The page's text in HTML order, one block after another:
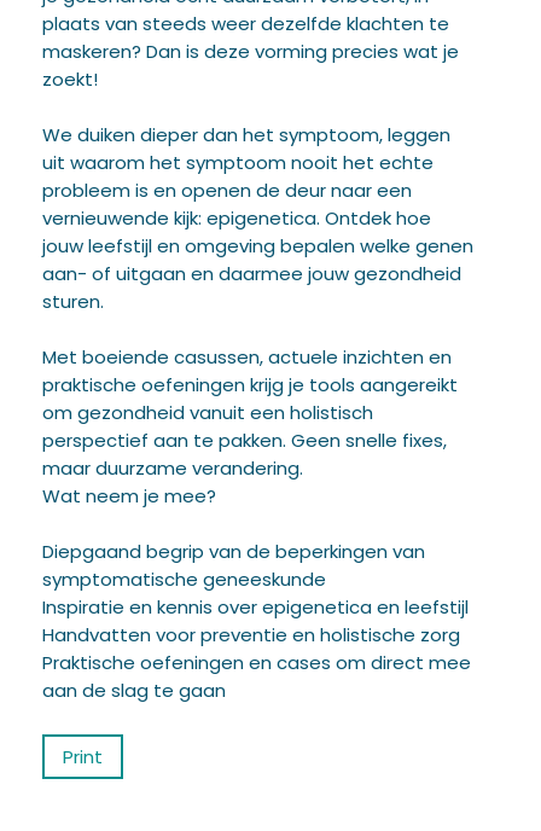
plaats van steeds weer dezelfde klachten te
maskeren? Dan is deze vorming precies wat je
zoekt!
We duiken dieper dan het symptoom, leggen
uit waarom het symptoom nooit het echte
probleem is en openen de deur naar een
vernieuwende kijk: epigenetica. Ontdek hoe
jouw leefstijl en omgeving bepalen welke genen
aan- of uitgaan en daarmee jouw gezondheid
sturen.
Met boeiende casussen, actuele inzichten en
praktische oefeningen krijg je tools aangereikt
om gezondheid vanuit een holistisch
perspectief aan te pakken. Geen snelle fixes,
maar duurzame verandering.
Wat neem je mee?
Diepgaand begrip van de beperkingen van
symptomatische geneeskunde
Inspiratie en kennis over epigenetica en leefstijl
Handvatten voor preventie en holistische zorg
Praktische oefeningen en cases om direct mee
aan de slag te gaan
Print